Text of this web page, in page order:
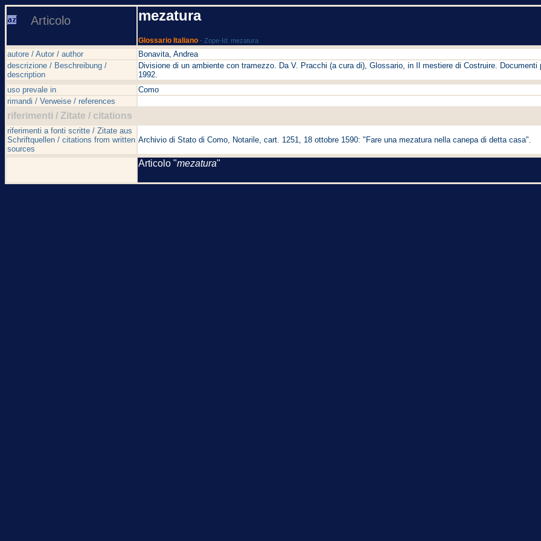
Articolo mezatura
Glossario Italiano - Zope-Id: mezatura
autore / Autor / author
Bonavita, Andrea
descrizione / Beschreibung /
description
Divisione di un ambiente con tramezzo. Da V. Pracchi (a cura di), Glossario, in Il mestiere di Costruire.
1992.
uso prevale in
Como
rimandi / Verweise / references
riferimenti / Zitate / citations
riferimenti a fonti scritte / Zitate aus
Schriftquellen / citations from written
sources
Archivio di Stato di Como, Notarile, cart. 1251, 18 ottobre 1590: "Fare una mezatura nella canepa di detta casa".
Articolo "mezatura"